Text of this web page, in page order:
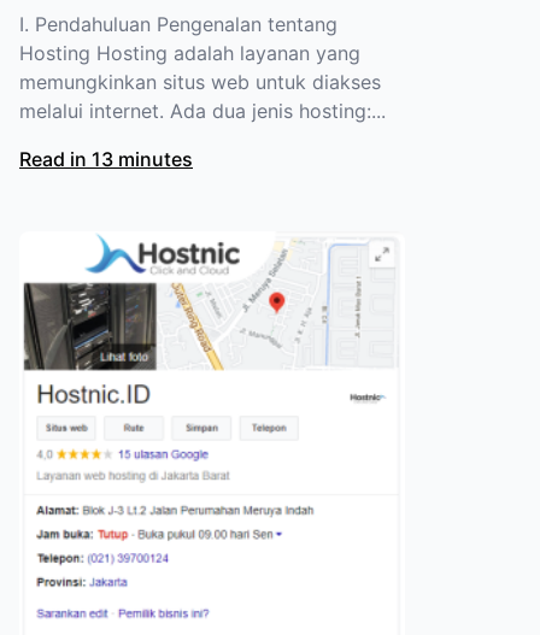
I. Pendahuluan Pengenalan tentang
Hosting Hosting adalah layanan yang
memungkinkan situs web untuk diakses
melalui internet. Ada dua jenis hosting:...
Read in 13 minutes